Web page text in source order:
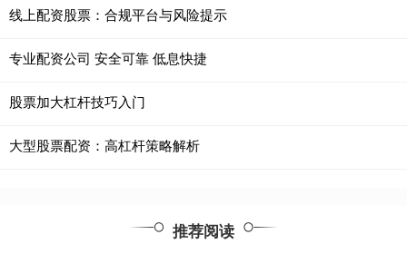
线上配资股票：合规平台与风险提示
专业配资公司 安全可靠 低息快捷
股票加大杠杆技巧入门
大型股票配资：高杠杆策略解析
推荐阅读